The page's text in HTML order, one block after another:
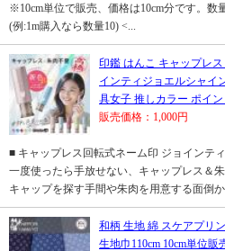
※10cm単位で販売、価格は10cm分です。数
(例:1m購入なら数量10) <...
印鑑 はんこ キャップレ
インティジョエルシャイ
具女子 推しカラー ポイ
販売価格：1,000円
■ キャップレス回転式ネーム印 ジョインテ
一度使ったら手放せない、キャップレス＆
キャップを探す手間や朱肉を用意する面倒
和柄 生地 綿 スケアプリ
生地巾110cm 10cm単位販